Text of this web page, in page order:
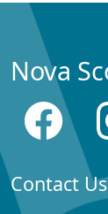
Nova
Contact Us